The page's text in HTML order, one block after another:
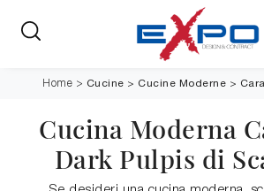
Home > Cucine > Cucine Moderne >
Cucina Moderna
Dark Pulpis di